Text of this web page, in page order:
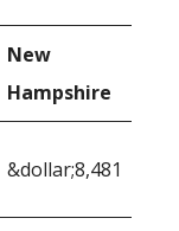
New
Hampshire
&dollar;8,481